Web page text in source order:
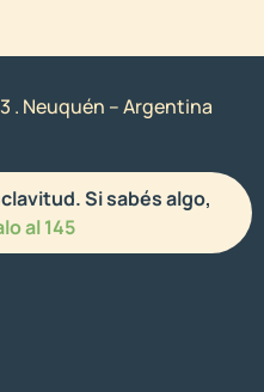
. Neuquén – Argentina
Si sabés algo,
al 145